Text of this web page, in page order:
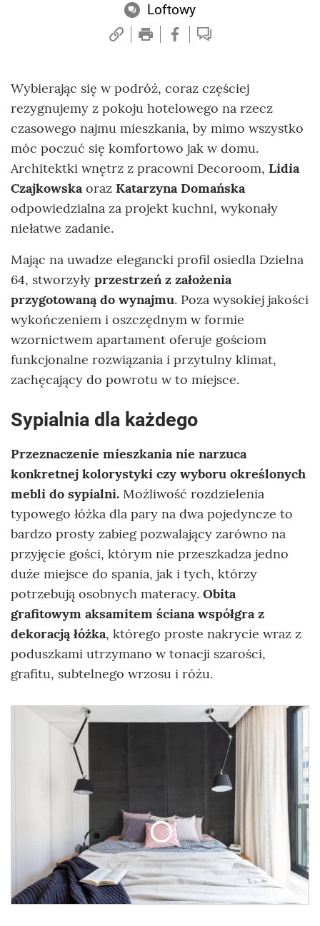
Loftowy
Wybierając się w podróż, coraz częściej
rezygnujemy z pokoju hotelowego na rzecz
czasowego najmu mieszkania, by mimo wszystko
móc poczuć się komfortowo jak w domu.
Architektki wnętrz z pracowni Decoroom, Lidia
Czajkowskaoraz Katarzyna Domańska
odpowiedzialna za projekt kuchni, wykonały
niełatwe zadanie.
Mając na uwadze elegancki profil osiedla Dzielna
64, stworzyły przestrzeń z założenia
przygotowaną do wynajmu. Poza wysokiej jakości
wykończeniem i oszczędnym w formie
wzornictwem apartament oferuje gościom
funkcjonalne rozwiązania i przytulny klimat,
zachęcający do powrotu w to miejsce.
Sypialnia dla każdego
Przeznaczenie mieszkania nie narzuca
konkretnej kolorystyki czy wyboru określonych
mebli do sypialni. Możliwość rozdzielenia
typowego łóżka dla pary na dwa pojedyncze to
bardzo prosty zabieg pozwalający zarówno na
przyjęcie gości, którym nie przeszkadza jedno
duże miejsce do spania, jak i tych, którzy
potrzebują osobnych materacy. Obita
grafitowym aksamitem ściana współgra z
dekoracją łóżka, którego proste nakrycie wraz z
poduszkami utrzymano w tonacji szarości,
grafitu, subtelnego wrzosu i różu.